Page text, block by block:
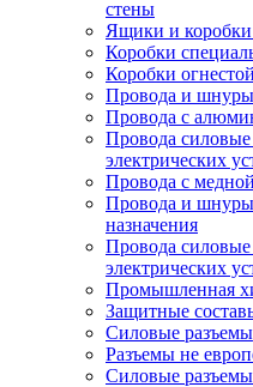
стены
Ящики и
Коробки
Коробки
Провода и шнуры
Провода с
Провода
электрических
Провода с
Провода и
назначения
Провода
электрических
Промышленная
Защитные
Силовые разъемы
Разъемы не
Силовые разъемы